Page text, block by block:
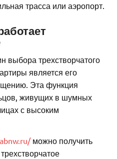
трасса или аэропорт.
выбора трехстворчатого
является его
Эта функция
живущих в шумных
с высоким
можно получить